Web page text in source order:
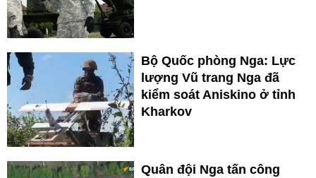
Bộ Quốc phòng Nga: Lực
lượng Vũ trang Nga đã
kiểm soát Aniskino ở tỉnh
Kharkov
Quân đội Nga tấn công